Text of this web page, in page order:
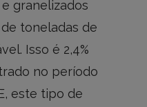
granelizados
toneladas de
Isso é 2,4%
no período
este tipo de